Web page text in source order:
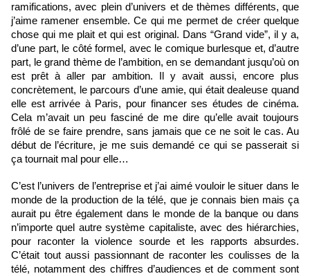
ramifications, avec plein d’univers et de thèmes différents, que
j’aime ramener ensemble. Ce qui me permet de créer quelque
chose qui me plait et qui est original. Dans “Grand vide”, il y a,
d’une part, le côté formel, avec le comique burlesque et, d’autre
part, le grand thème de l’ambition, en se demandant jusqu’où on
est prêt à aller par ambition. Il y avait aussi, encore plus
concrètement, le parcours d’une amie, qui était dealeuse quand
elle est arrivée à Paris, pour financer ses études de cinéma.
Cela m’avait un peu fasciné de me dire qu’elle avait toujours
frôlé de se faire prendre, sans jamais que ce ne soit le cas. Au
début de l’écriture, je me suis demandé ce qui se passerait si
ça tournait mal pour elle…
C’est l’univers de l’entreprise et j’ai aimé vouloir le situer dans le
monde de la production de la télé, que je connais bien mais ça
aurait pu être également dans le monde de la banque ou dans
n’importe quel autre système capitaliste, avec des hiérarchies,
pour raconter la violence sourde et les rapports absurdes.
C’était tout aussi passionnant de raconter les coulisses de la
télé, notamment des chiffres d’audiences et de comment sont